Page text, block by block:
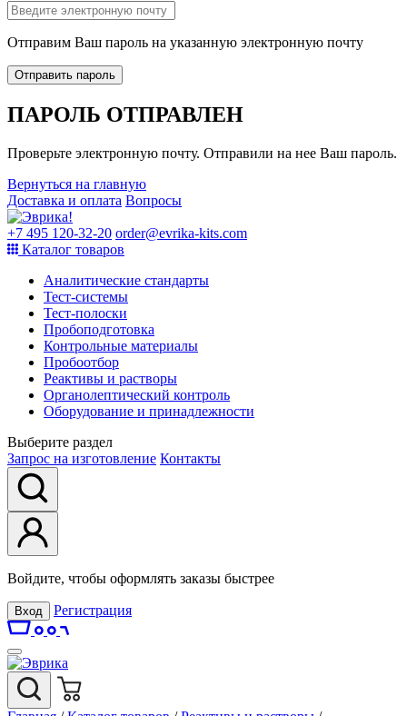
Отправим Ваш пароль на указанную электронную почту
Отправить пароль
ПАРОЛЬ ОТПРАВЛЕН
Проверьте электронную почту. Отправили на нее Ваш пароль.
Вернуться на главную
Доставка и оплата Вопросы
+7 495 120-32-20 order@evrika-kits.com
Каталог товаров
Аналитические стандарты
Тест-системы
Тест-полоски
Пробоподготовка
Контрольные материалы
Пробоотбор
Реактивы и растворы
Органолептический контроль
Оборудование и принадлежности
Выберите раздел
Запрос на изготовление Контакты
Войдите, чтобы оформлять заказы быстрее
Вход Регистрация